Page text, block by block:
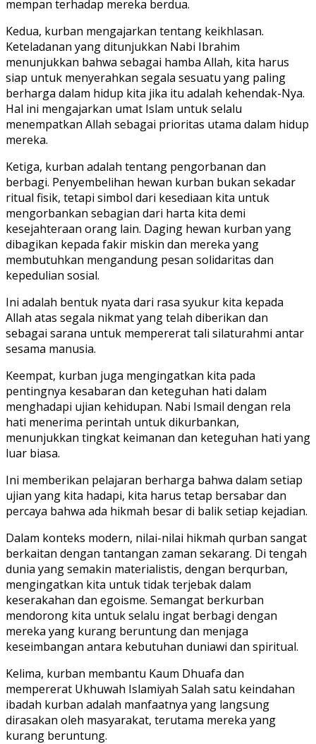
mempan terhadap mereka berdua.
Kedua, kurban mengajarkan tentang keikhlasan.
Keteladanan yang ditunjukkan Nabi Ibrahim
menunjukkan bahwa sebagai hamba Allah, kita harus
siap untuk menyerahkan segala sesuatu yang paling
berharga dalam hidup kita jika itu adalah kehendak-Nya.
Hal ini mengajarkan umat Islam untuk selalu
menempatkan Allah sebagai prioritas utama dalam hidup
mereka.
Ketiga, kurban adalah tentang pengorbanan dan
berbagi. Penyembelihan hewan kurban bukan sekadar
ritual fisik, tetapi simbol dari kesediaan kita untuk
mengorbankan sebagian dari harta kita demi
kesejahteraan orang lain. Daging hewan kurban yang
dibagikan kepada fakir miskin dan mereka yang
membutuhkan mengandung pesan solidaritas dan
kepedulian sosial.
Ini adalah bentuk nyata dari rasa syukur kita kepada
Allah atas segala nikmat yang telah diberikan dan
sebagai sarana untuk mempererat tali silaturahmi antar
sesama manusia.
Keempat, kurban juga mengingatkan kita pada
pentingnya kesabaran dan keteguhan hati dalam
menghadapi ujian kehidupan. Nabi Ismail dengan rela
hati menerima perintah untuk dikurbankan,
menunjukkan tingkat keimanan dan keteguhan hati yang
luar biasa.
Ini memberikan pelajaran berharga bahwa dalam setiap
ujian yang kita hadapi, kita harus tetap bersabar dan
percaya bahwa ada hikmah besar di balik setiap kejadian.
Dalam konteks modern, nilai-nilai hikmah qurban sangat
berkaitan dengan tantangan zaman sekarang. Di tengah
dunia yang semakin materialistis, dengan berqurban,
mengingatkan kita untuk tidak terjebak dalam
keserakahan dan egoisme. Semangat berkurban
mendorong kita untuk selalu ingat berbagi dengan
mereka yang kurang beruntung dan menjaga
keseimbangan antara kebutuhan duniawi dan spiritual.
Kelima, kurban membantu Kaum Dhuafa dan
mempererat Ukhuwah Islamiyah Salah satu keindahan
ibadah kurban adalah manfaatnya yang langsung
dirasakan oleh masyarakat, terutama mereka yang
kurang beruntung.